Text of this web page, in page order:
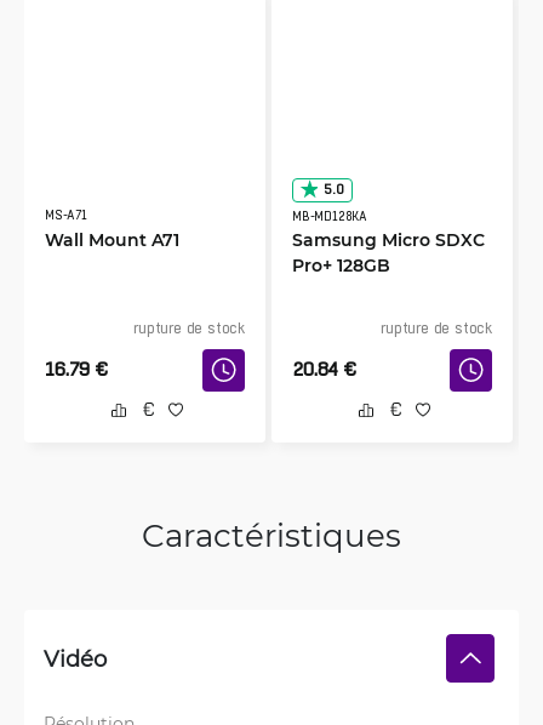
MS-A71
Wall Mount A71
rupture de stock
16.79 €
5.0
MB-MD128KA
Samsung Micro SDXC
Pro+ 128GB
rupture de stock
20.84 €
Caractéristiques
Vidéo